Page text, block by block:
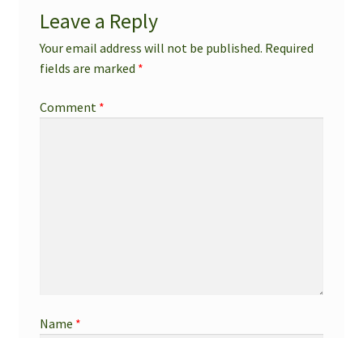
Leave a Reply
Your email address will not be published. Required
fields are marked *
Comment *
Name *